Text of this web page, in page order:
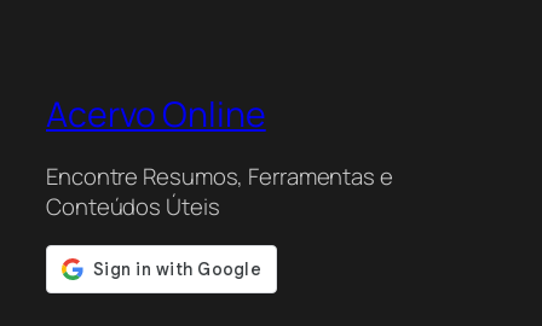
Acervo Online
Encontre Resumos, Ferramentas e
Conteúdos Úteis